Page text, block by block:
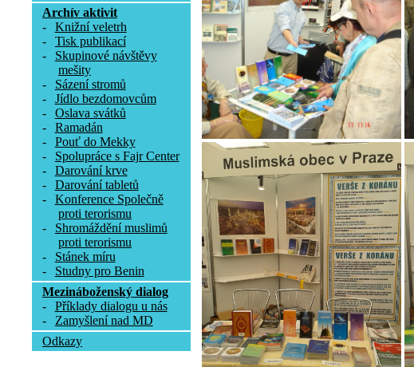
Archív aktivit
-
Knižní veletrh
-
Tisk publikací
-
Skupinové návštěvy
mešity
-
Sázení stromů
-
Jídlo bezdomovcům
-
Oslava svátků
-
Ramadán
-
Pouť do Mekky
-
Spolupráce s Fajr Center
-
Darování krve
-
Darování tabletů
-
Konference Společně
proti terorismu
-
Shromáždění muslimů
proti terorismu
-
Stánek míru
-
Studny pro Benin
Mezináboženský dialog
-
Příklady dialogu u nás
-
Zamyšlení nad MD
Odkazy